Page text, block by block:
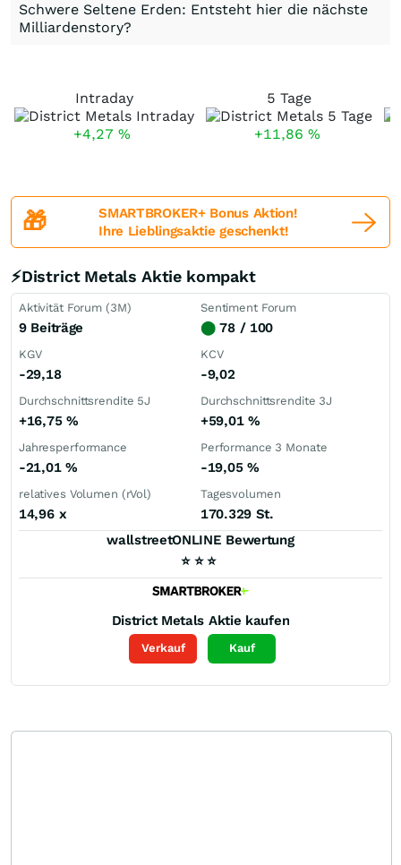
Schwere Seltene Erden: Entsteht hier die nächste
Milliardenstory?
Intraday
+4,27 %
5 Tage
+11,86 %
🎁
SMARTBROKER+ Bonus Aktion!
Ihre Lieblingsaktie geschenkt!
⚡District Metals Aktie kompakt
Aktivität Forum (3M)
9 Beiträge
Sentiment Forum
⬤78 / 100
KGV
-29,18
KCV
-9,02
Durchschnittsrendite 5J
+16,75 %
Durchschnittsrendite 3J
+59,01 %
Jahresperformance
-21,01 %
Performance 3 Monate
-19,05 %
relatives Volumen (rVol)
14,96 x
Tagesvolumen
170.329 St.
wallstreetONLINE Bewertung
⭐ ⭐ ⭐
District Metals Aktie kaufen
Verkauf Kauf